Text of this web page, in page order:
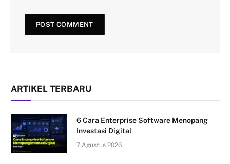
ARTIKEL TERBARU
6 Cara Enterprise Software Menopang
Investasi Digital
7 Agustus 2026